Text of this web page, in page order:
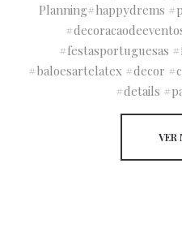
Planning#happydrems
#festasportuguesas
#baloesartelatex #decor
#details
VER